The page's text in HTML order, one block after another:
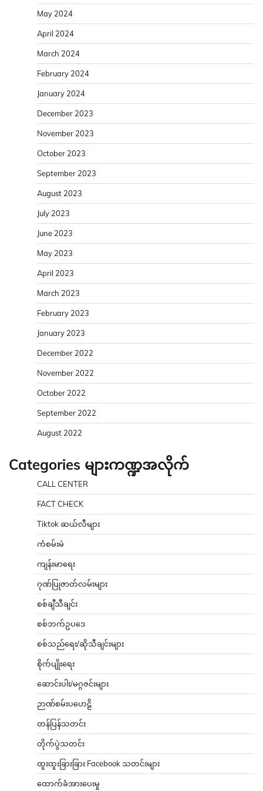
May 2024
April 2024
March 2024
February 2024
January 2024
December 2023
November 2023
October 2023
September 2023
August 2023
July 2023
June 2023
May 2023
April 2023
March 2023
February 2023
January 2023
December 2022
November 2022
October 2022
September 2022
August 2022
Categories များကဏ္ဍအလိုက်
CALL CENTER
FACT CHECK
Tiktok ဆယ်လီများ
ကံစမ်းမဲ
ကျန်းမာရေး
ဂုဏ်ပြုဇာတ်လမ်းများ
စစ်ချီသီချင်း
စစ်ဘက်ဥပဒေ
စစ်သည်ရေး/ဆိုသီချင်းများ
စိုက်ပျိုးရေး
ဆောင်းပါး/မဂ္ဂဇင်းများ
ဉာဏ်စမ်းပဟေဠိ
တန်ပြန်သတင်း
တိုက်ပွဲသတင်း
ထူးထူးခြားခြား Facebook သတင်းများ
ထောက်ခံအားပေးမှု